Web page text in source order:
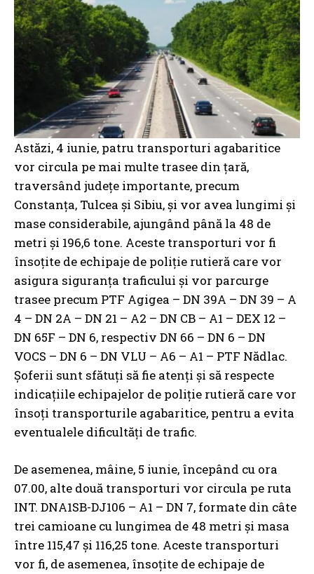
Astăzi, 4 iunie, patru transporturi agabaritice
vor circula pe mai multe trasee din țară,
traversând județe importante, precum
Constanța, Tulcea și Sibiu, și vor avea lungimi și
mase considerabile, ajungând până la 48 de
metri și 196,6 tone. Aceste transporturi vor fi
însoțite de echipaje de poliție rutieră care vor
asigura siguranța traficului și vor parcurge
trasee precum PTF Agigea – DN 39A – DN 39 – A
4 – DN 2A – DN 21 – A2 – DN CB – A1 – DEX 12 –
DN 65F – DN 6, respectiv DN 66 – DN 6 – DN
VOCS – DN 6 – DN VLU – A6 – A1 – PTF Nădlac.
Șoferii sunt sfătuți să fie atenți și să respecte
indicațiile echipajelor de poliție rutieră care vor
însoți transporturile agabaritice, pentru a evita
eventualele dificultăți de trafic.
De asemenea, mâine, 5 iunie, începând cu ora
07.00, alte două transporturi vor circula pe ruta
INT. DNA1SB-DJ106 – A1 – DN 7, formate din câte
trei camioane cu lungimea de 48 metri și masa
între 115,47 și 116,25 tone. Aceste transporturi
vor fi, de asemenea, însoțite de echipaje de